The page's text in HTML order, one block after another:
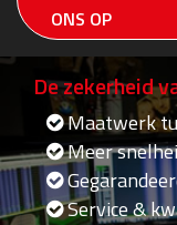
ONS OP
De zekerheid
Maatwerk
Meer
Service &